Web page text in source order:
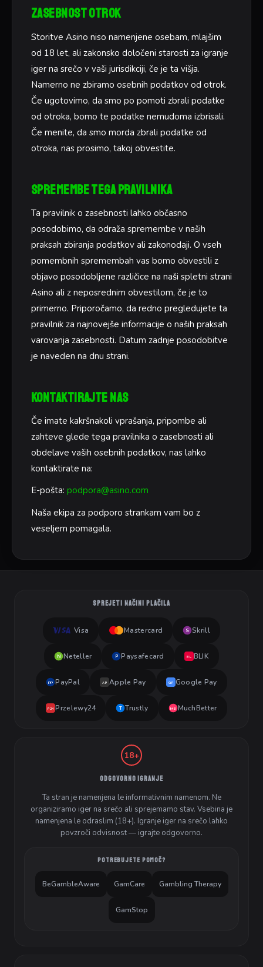
Zasebnost otrok
Storitve Asino niso namenjene osebam, mlajšim
od 18 let, ali zakonsko določeni starosti za igranje
iger na srečo v vaši jurisdikciji, če je ta višja.
Namerno ne zbiramo osebnih podatkov od otrok.
Če ugotovimo, da smo po pomoti zbrali podatke
od otroka, bomo te podatke nemudoma izbrisali.
Če menite, da smo morda zbrali podatke od
otroka, nas prosimo, takoj obvestite.
Spremembe tega pravilnika
Ta pravilnik o zasebnosti lahko občasno
posodobimo, da odraža spremembe v naših
praksah zbiranja podatkov ali zakonodaji. O vseh
pomembnih spremembah vas bomo obvestili z
objavo posodobljene različice na naši spletni strani
Asino ali z neposrednim obvestilom, če je to
primerno. Priporočamo, da redno pregledujete ta
pravilnik za najnovejše informacije o naših praksah
varovanja zasebnosti. Datum zadnje posodobitve
je naveden na dnu strani.
Kontaktirajte nas
Če imate kakršnakoli vprašanja, pripombe ali
zahteve glede tega pravilnika o zasebnosti ali
obdelave vaših osebnih podatkov, nas lahko
kontaktirate na:
E-pošta: podpora@asino.com
Naša ekipa za podporo strankam vam bo z
veseljem pomagala.
SPREJETI NAČINI PLAČILA
Visa Mastercard S Skrill
N Neteller P Paysafecard BL BLIK
PP PayPal AP Apple Pay GP Google Pay
P24 Przelewy24 T Trustly MB MuchBetter
18+
ODGOVORNO IGRANJE
Ta stran je namenjena le informativnim namenom. Ne
organiziramo iger na srečo ali sprejemamo stav. Vsebina je
namenjena le odraslim (18+). Igranje iger na srečo lahko
povzroči odvisnost — igrajte odgovorno.
POTREBUJETE POMOČ?
BeGambleAware GamCare Gambling Therapy
GamStop